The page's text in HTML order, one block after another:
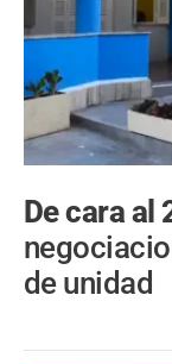
De cara al
de unidad